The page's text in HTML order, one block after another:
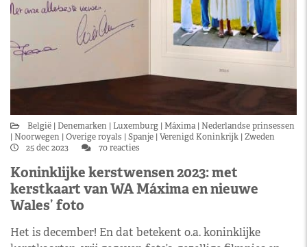
België Denemarken Luxemburg Máxima Nederlandse prinsessen
Noorwegen Overige royals Spanje Verenigd Koninkrijk Zweden
25 dec 2023
70 reacties
Koninklijke kerstwensen 2023: met
kerstkaart van WA Máxima en nieuwe
Wales’ foto
Het is december! En dat betekent o.a. koninklijke